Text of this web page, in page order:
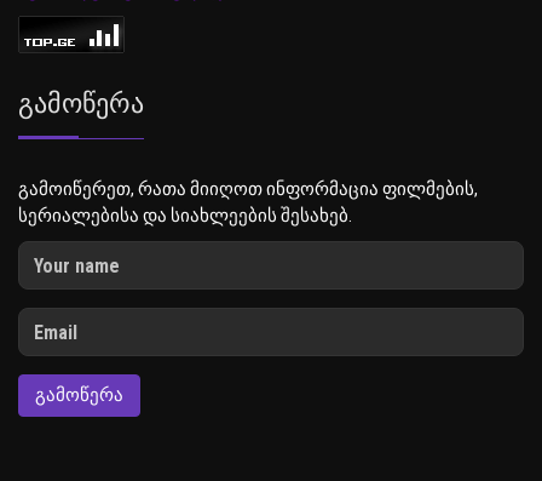
Გამოწერა
გამოიწერეთ, რათა მიიღოთ ინფორმაცია ფილმების,
სერიალებისა და სიახლეების შესახებ.
ᲒᲐᲛᲝᲬᲔᲠᲐ